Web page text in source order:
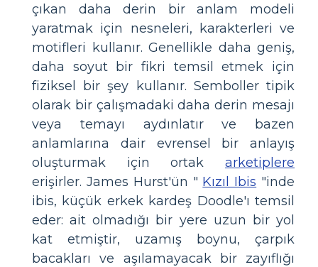
çıkan daha derin bir anlam modeli
yaratmak için nesneleri, karakterleri ve
motifleri kullanır. Genellikle daha geniş,
daha soyut bir fikri temsil etmek için
fiziksel bir şey kullanır. Semboller tipik
olarak bir çalışmadaki daha derin mesajı
veya temayı aydınlatır ve bazen
anlamlarına dair evrensel bir anlayış
oluşturmak için ortak arketiplere
erişirler. James Hurst'ün " Kızıl Ibis "inde
ibis, küçük erkek kardeş Doodle'ı temsil
eder: ait olmadığı bir yere uzun bir yol
kat etmiştir, uzamış boynu, çarpık
bacakları ve aşılamayacak bir zayıflığı